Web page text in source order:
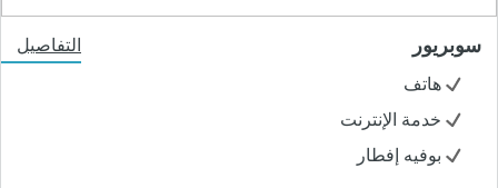
سوبريور
التفاصيل
هاتف
خدمة الإنترنت
بوفيه إفطار